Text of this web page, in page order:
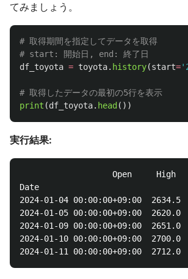
てみましょう。
# 取得期間を指定してデータを取得
df_toyota = toyota. history(start='
print (df_toyota. head ())
実行結果:
Open     High
Date
2024-01-04 00:00:00+09:00
2024-01-05 00:00:00+09:00
2024-01-09 00:00:00+09:00
2024-01-10 00:00:00+09:00